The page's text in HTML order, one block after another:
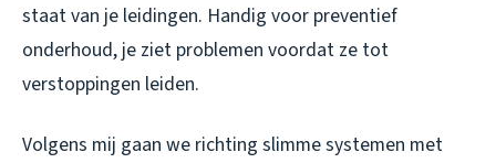
staat van je leidingen. Handig voor preventief
onderhoud, je ziet problemen voordat ze tot
verstoppingen leiden.
Volgens mij gaan we richting slimme systemen met